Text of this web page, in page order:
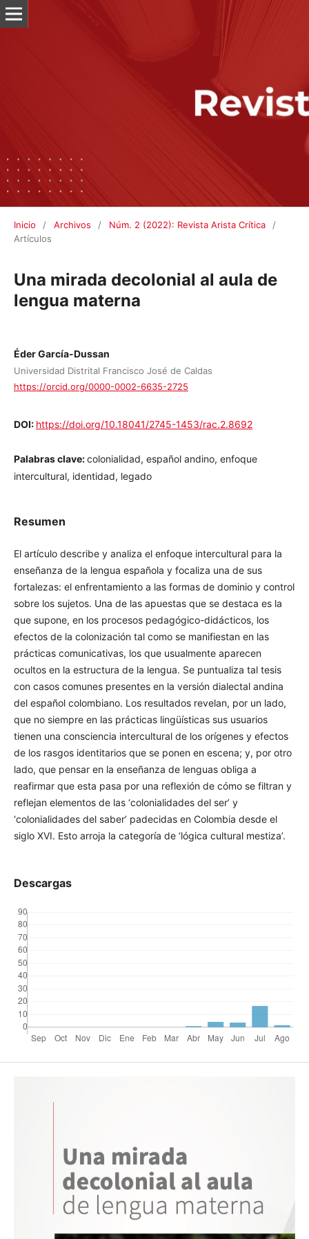
Inicio / Archivos / Núm. 2 (2022): Revista Arista Crítica /
Artículos
Una mirada decolonial al aula de
lengua materna
Éder García-Dussan
Universidad Distrital Francisco José de Caldas
https://orcid.org/0000-0002-6635-2725
DOI:https://doi.org/10.18041/2745-1453/rac.2.8692
Palabras clave:colonialidad, español andino, enfoque
intercultural, identidad, legado
Resumen
El artículo describe y analiza el enfoque intercultural para la
enseñanza de la lengua española y focaliza una de sus
fortalezas: el enfrentamiento a las formas de dominio y
control sobre los sujetos. Una de las apuestas que se
destaca es la que supone, en los procesos pedagógico-
didácticos, los efectos de la colonización tal como se
manifiestan en las prácticas comunicativas, los que
usualmente aparecen ocultos en la estructura de la lengua.
Se puntualiza tal tesis con casos comunes presentes en la
versión dialectal andina del español colombiano. Los
resultados revelan, por un lado, que no siempre en las
prácticas lingüísticas sus usuarios tienen una consciencia
intercultural de los orígenes y efectos de los rasgos
identitarios que se ponen en escena; y, por otro lado, que
pensar en la enseñanza de lenguas obliga a reafirmar que
esta pasa por una reflexión de cómo se filtran y reflejan
elementos de las ‘colonialidades del ser’ y ‘colonialidades
del saber’ padecidas en Colombia desde el siglo XVI. Esto